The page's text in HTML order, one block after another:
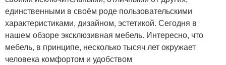
единственными в своём роде пользовательскими
характеристиками, дизайном, эстетикой. Сегодня в
нашем обзоре эксклюзивная мебель. Интересно, что
мебель, в принципе, несколько тысяч лет окружает
человека комфортом и удобством